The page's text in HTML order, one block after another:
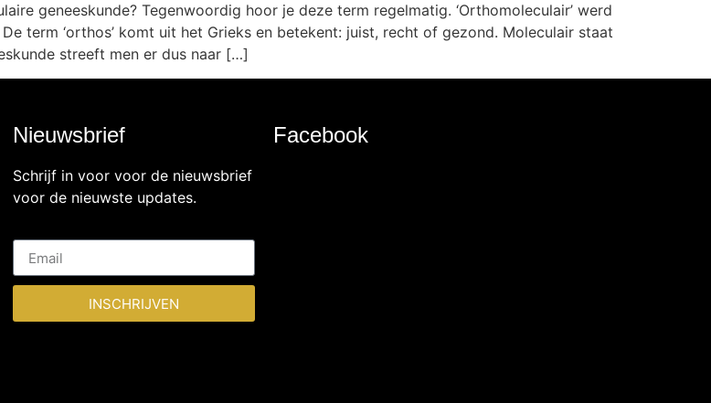
geneeskunde? Tegenwoordig hoor je deze term regelmatig. ‘Orthomoleculair’ werd
term ‘orthos’ komt uit het Grieks en betekent: juist, recht of gezond. Moleculair staat
streeft men er dus naar […]
Nieuwsbrief
Schrijf in voor voor de nieuwsbrief
voor de nieuwste updates.
INSCHRIJVEN
Facebook